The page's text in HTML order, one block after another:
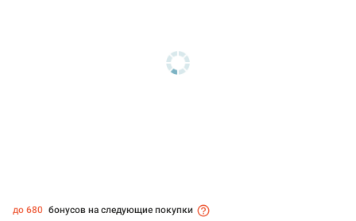
до 680 бонусов на следующие покупки